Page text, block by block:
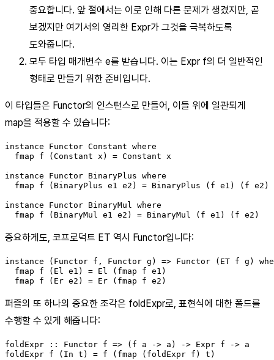
중요합니다. 앞 절에서는 이로 인해 다른 문제가 생겼지만, 곧
보겠지만 여기서의 영리한 Expr가 그것을 극복하도록
도와줍니다.
모두 타입 매개변수 e를 받습니다. 이는 Expr f의 더 일반적인
형태로 만들기 위한 준비입니다.
이 타입들은 Functor의 인스턴스로 만들어, 이들 위에 일관되게
map을 적용할 수 있습니다:
instance Functor Constant where
  fmap f (Constant x) = Constant x
instance Functor BinaryPlus where
  fmap f (BinaryPlus e1 e2) = BinaryPlus (f e1) (f e2)
instance Functor BinaryMul where
  fmap f (BinaryMul e1 e2) = BinaryMul (f e1) (f e2)
중요하게도, 코프로덕트 ET 역시 Functor입니다:
instance (Functor f, Functor g) => Functor (ET f g)
  fmap f (El e1) = El (fmap f e1)
  fmap f (Er e2) = Er (fmap f e2)
퍼즐의 또 하나의 중요한 조각은 foldExpr로, 표현식에 대한 폴드를
수행할 수 있게 해줍니다:
foldExpr :: Functor f => (f a -> a) -> Expr f -> a
foldExpr f (In t) = f (fmap (foldExpr f) t)